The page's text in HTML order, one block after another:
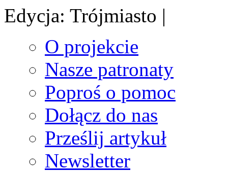
Edycja: Trójmiasto |
O projekcie
Nasze patronaty
Poproś o pomoc
Dołącz do nas
Prześlij artykuł
Newsletter